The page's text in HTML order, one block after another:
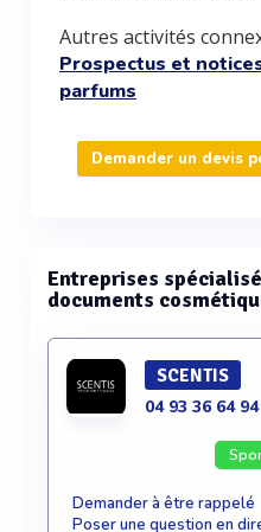
Autres activités
Prospectus et
parfums
Demander un devis
Entreprises
documents
SCENTIS
04 93 36 64 94
Demander à être rappelé
Poser une question en